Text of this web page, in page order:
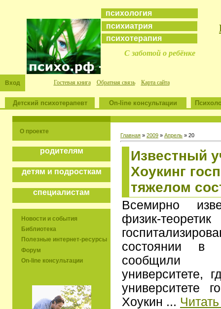
психология
психиатрия
психотерапия
С заботой о ребёнке
Вход Гостевая книга Обратная связь Карта сайта
Детский психотерапевт On-line консультации
О проекте
родителям
детям и подросткам
специалистам
Новости и события
Библиотека
Полезные интернет-ресурсы
Форум
On-line консультации
Главная » 2009 » Апрель » 20
Известный
Хоукинг
тяжелом
Всемирно
физик-
состоянии в
сообщили
университете,
университете
Хоукин ...